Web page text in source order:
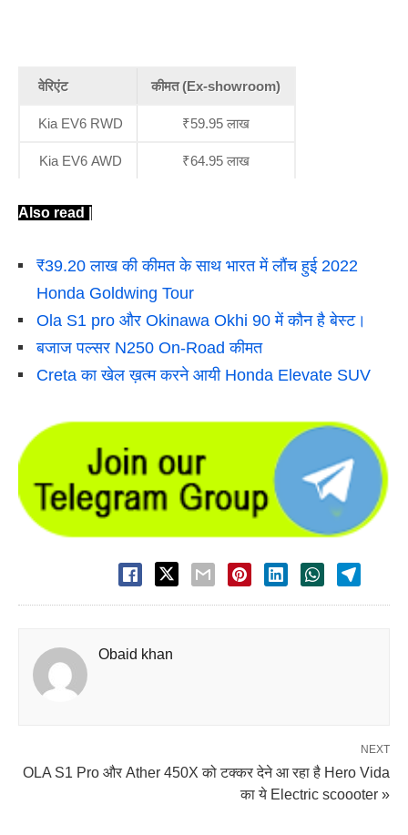
वेरिएंट कीमत(Ex-showroom)
Kia EV6 RWD ₹59.95 लाख
Kia EV6 AWD ₹64.95 लाख
Also read |
₹39.20 लाख की कीमत के साथ भारत में लौंच हुई 2022
Honda Goldwing Tour
Ola S1 pro और Okinawa Okhi 90 में कौन है बेस्ट।
बजाज पल्सर N250 On-Road कीमत
Creta का खेल ख़त्म करने आयी Honda Elevate SUV
Obaid khan
NEXT
OLA S1 Pro और Ather 450X को टक्कर देने आ रहा है Hero Vida
का ये Electric scoooter »